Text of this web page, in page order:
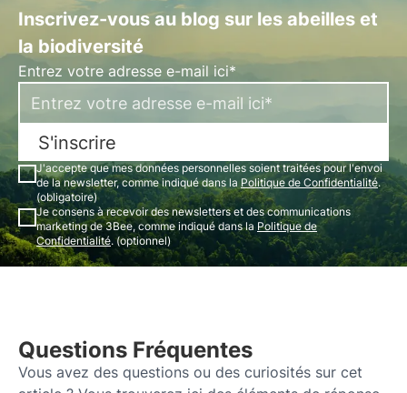
Inscrivez-vous au blog sur les abeilles et
la biodiversité
Entrez votre adresse e-mail ici*
S'inscrire
J'accepte que mes données personnelles soient traitées pour l'envoi
de la newsletter, comme indiqué dans la Politique de Confidentialité.
(obligatoire)
Je consens à recevoir des newsletters et des communications
marketing de 3Bee, comme indiqué dans la Politique de
Confidentialité. (optionnel)
Questions Fréquentes
Vous avez des questions ou des curiosités sur cet